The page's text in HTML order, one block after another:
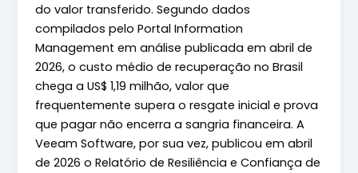
do valor transferido. Segundo dados
compilados pelo Portal Information
Management em análise publicada em abril de
2026, o custo médio de recuperação no Brasil
chega a US$ 1,19 milhão, valor que
frequentemente supera o resgate inicial e prova
que pagar não encerra a sangria financeira. A
Veeam Software, por sua vez, publicou em abril
de 2026 o Relatório de Resiliência e Confiança de